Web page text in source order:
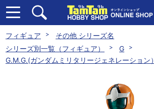
フィギュア
その他 シリーズ名
シリーズ別一覧（フィギュア）
G
G.M.G.(ガンダムミリタリージェネレーション）